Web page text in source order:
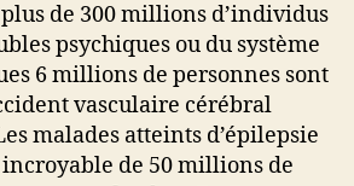
de 300 millions d’individus
psychiques ou du système
6 millions de personnes sont
vasculaire cérébral
malades atteints d’épilepsie
de 50 millions de